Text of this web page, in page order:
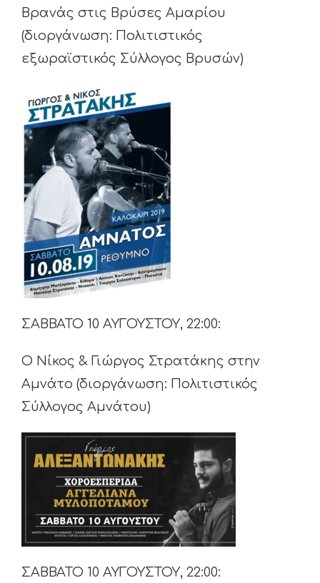
Βρανάς στις Βρύσες Αμαρίου
(διοργάνωση: Πολιτιστικός
εξωραϊστικός Σύλλογος Βρυσών)
ΣΑΒΒΑΤΟ 10 ΑΥΓΟΥΣΤΟΥ, 22:00:
Ο Νίκος & Γιώργος Στρατάκης στην
Αμνάτο (διοργάνωση: Πολιτιστικός
Σύλλογος Αμνάτου)
ΣΑΒΒΑΤΟ 10 ΑΥΓΟΥΣΤΟΥ, 22:00: